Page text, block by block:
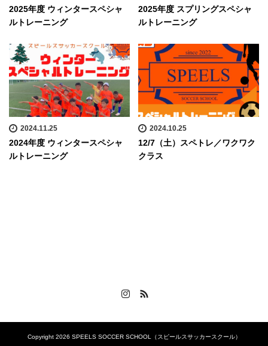
2025年度 ウィンタースペシャ
ルトレーニング
2025年度 スプリングスペシャ
ルトレーニング
2024.11.25
2024年度 ウィンタースペシャ
ルトレーニング
2024.10.25
12/7（土）スペトレ／ワクワク
クラス
Instagram
Copyright 2026 SPEELS SOCCER SCHOOL（スピールスサッカースクール）